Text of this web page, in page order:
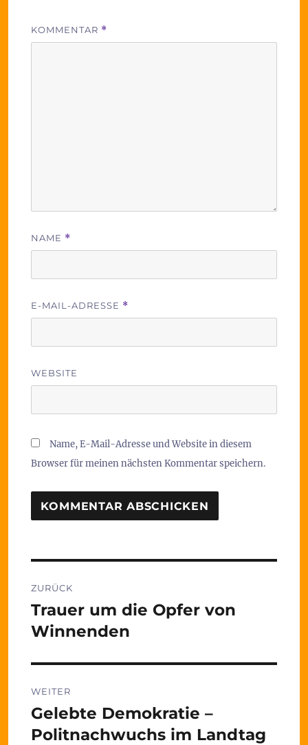
KOMMENTAR *
NAME *
E-MAIL-ADRESSE *
WEBSITE
Name, E-Mail-Adresse und Website in diesem
Browser für meinen nächsten Kommentar speichern.
ZURÜCK
Vorheriger
Beitrag:
Trauer um die Opfer von
Winnenden
WEITER
Nächster
Beitrag:
Gelebte Demokratie –
Politnachwuchs im Landtag